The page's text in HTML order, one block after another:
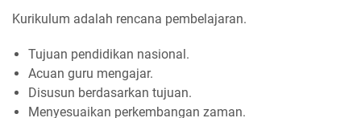
Kurikulum adalah rencana pembelajaran.
Tujuan pendidikan nasional.
Acuan guru mengajar.
Disusun berdasarkan tujuan.
Menyesuaikan perkembangan zaman.